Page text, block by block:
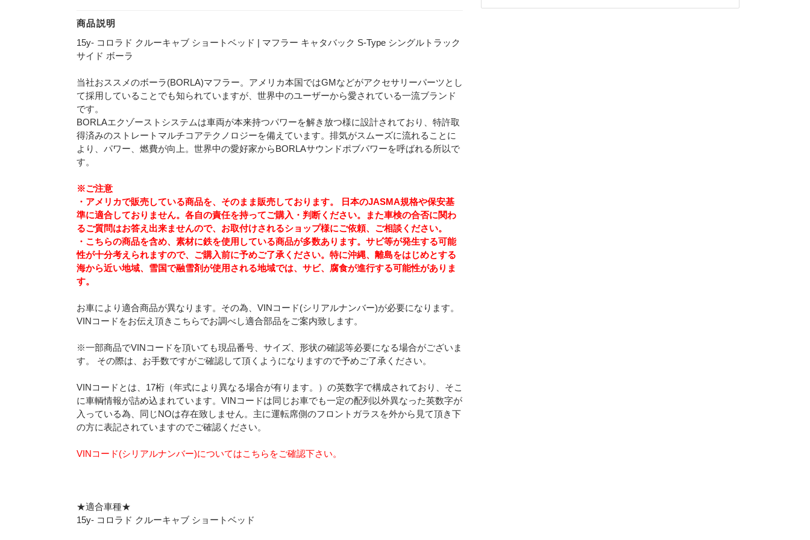
商品説明
15y- コロラド クルーキャブ ショートベッド | マフラー キャタバック S-Type シングルトラック
サイド ボーラ
当社おススメのボーラ(BORLA)マフラー。アメリカ本国ではGMなどがアクセサリーパーツとし
て採用していることでも知られていますが、世界中のユーザーから愛されている一流ブランド
です。
BORLAエクゾーストシステムは車両が本来持つパワーを解き放つ様に設計されており、特許取
得済みのストレートマルチコアテクノロジーを備えています。排気がスムーズに流れることに
より、パワー、燃費が向上。世界中の愛好家からBORLAサウンドポブパワーを呼ばれる所以で
す。
※ご注意
・アメリカで販売している商品を、そのまま販売しております。 日本のJASMA規格や保安基
準に適合しておりません。各自の責任を持ってご購入・判断ください。また車検の合否に関わ
るご質問はお答え出来ませんので、お取付けされるショップ様にご依頼、ご相談ください。
・こちらの商品を含め、素材に鉄を使用している商品が多数あります。サビ等が発生する可能
性が十分考えられますので、ご購入前に予めご了承ください。特に沖縄、離島をはじめとする
海から近い地域、雪国で融雪剤が使用される地域では、サビ、腐食が進行する可能性がありま
す。
お車により適合商品が異なります。その為、VINコード(シリアルナンバー)が必要になります。
VINコードをお伝え頂きこちらでお調べし適合部品をご案内致します。
※一部商品でVINコードを頂いても現品番号、サイズ、形状の確認等必要になる場合がございま
す。 その際は、お手数ですがご確認して頂くようになりますので予めご了承ください。
VINコードとは、17桁（年式により異なる場合が有ります。）の英数字で構成されており、そこ
に車輌情報が詰め込まれています。VINコードは同じお車でも一定の配列以外異なった英数字が
入っている為、同じNOは存在致しません。主に運転席側のフロントガラスを外から見て頂き下
の方に表記されていますのでご確認ください。
VINコード(シリアルナンバー)についてはこちらをご確認下さい。
★適合車種★
15y- コロラド クルーキャブ ショートベッド